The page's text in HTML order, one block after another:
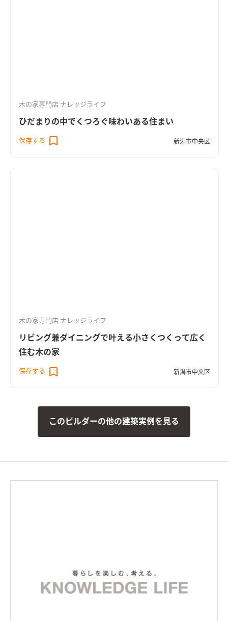
木の家専門店 ナレッジライフ
ひだまりの中でくつろぐ味わいある住まい
保存する 新潟市中央区
木の家専門店 ナレッジライフ
リビング兼ダイニングで叶える小さくつくって広く
住む木の家
保存する 新潟市中央区
このビルダーの他の建築実例を見る